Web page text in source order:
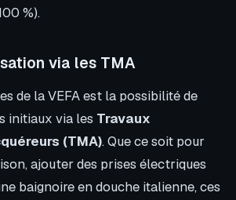
%).
via les TMA
de la VEFA est la possibilité de
initiaux via les Travaux
(TMA). Que ce soit pour
ajouter des prises électriques
baignoire en douche italienne, ces